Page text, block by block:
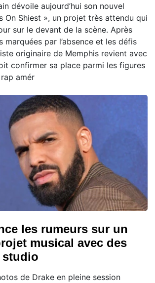
dévoile aujourd’hui son nouvel
On Shiest », un projet très attendu qui
sur le devant de la scène. Après
marquées par l’absence et les défis
originaire de Memphis revient avec
confirmer sa place parmi les figures
amér
les rumeurs sur un
musical avec des
studio
de Drake en pleine session